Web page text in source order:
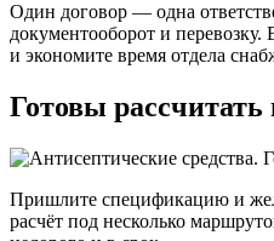
Один договор — одна
документооборот и
и экономите время отдела
Готовы рассчитать
Пришлите спецификацию и
расчёт под несколько